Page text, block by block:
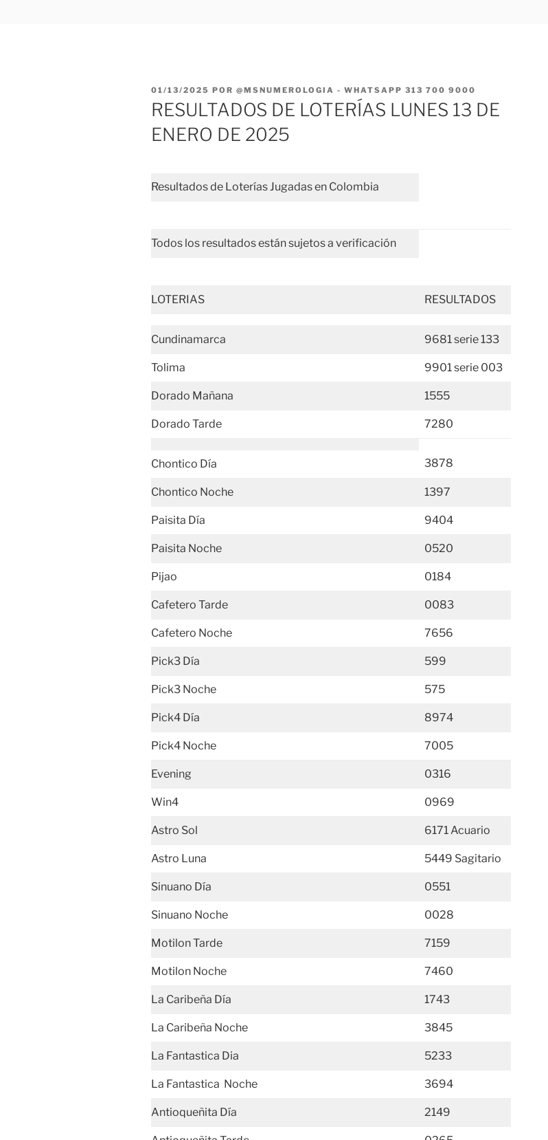
PUBLICADO
EL
01/13/2025 POR @MSNUMEROLOGIA - WHATSAPP 313 700 9000
RESULTADOS DE LOTERÍAS LUNES 13 DE
ENERO DE 2025
Resultados de Loterías Jugadas en Colombia
Todos los resultados están sujetos a verificación
LOTERIAS RESULTADOS
Cundinamarca 9681 serie 133
Tolima 9901 serie 003
Dorado Mañana 1555
Dorado Tarde 7280
Chontico Día 3878
Chontico Noche 1397
Paisita Día 9404
Paisita Noche 0520
Pijao 0184
Cafetero Tarde 0083
Cafetero Noche 7656
Pick3 Día 599
Pick3 Noche 575
Pick4 Día 8974
Pick4 Noche 7005
Evening 0316
Win4 0969
Astro Sol 6171 Acuario
Astro Luna 5449 Sagitario
Sinuano Día 0551
Sinuano Noche 0028
Motilon Tarde 7159
Motilon Noche 7460
La Caribeña Día 1743
La Caribeña Noche 3845
La Fantastica Dia 5233
La Fantastica Noche 3694
Antioqueñita Día 2149